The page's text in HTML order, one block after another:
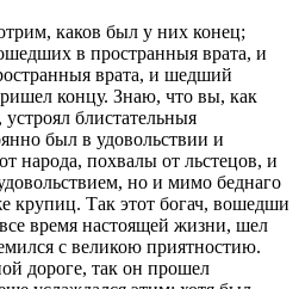
каков был у них конец;
в пространныя врата, и
врата, и шедший
концу. Знаю, что вы, как
блистательныя
был в удовольствии и
народа, похвалы от льстецов, и
но и мимо беднаго
крупиц. Так этот богач, вошедши
время настоящей жизни, шел
с великою приятностию.
дороге, так он прошел